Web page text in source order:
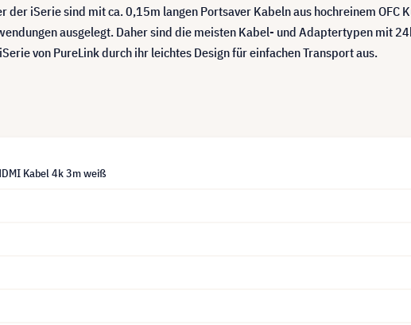
iSerie sind mit ca. 0,15m langen Portsaver Kabeln aus hochreinem OFC
ausgelegt. Daher sind die meisten Kabel- und Adaptertypen mit
von PureLink durch ihr leichtes Design für einfachen Transport aus.
Kabel 4k 3m weiß